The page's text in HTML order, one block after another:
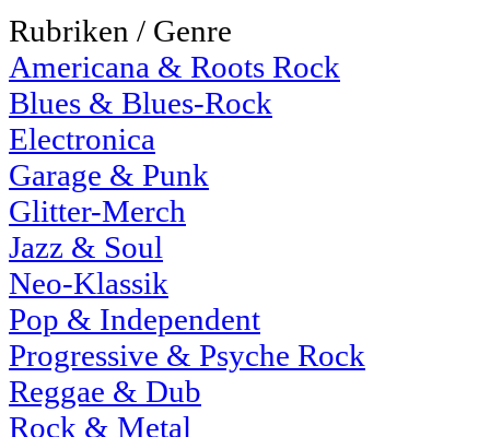
Rubriken / Genre
Americana & Roots Rock
Blues & Blues-Rock
Electronica
Garage & Punk
Glitter-Merch
Jazz & Soul
Neo-Klassik
Pop & Independent
Progressive & Psyche Rock
Reggae & Dub
Rock & Metal